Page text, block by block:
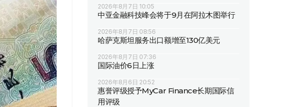
2026年8月7日 10:05
中亚金融科技峰会将于9月在阿拉木图举行
2026年8月7日 08:56
哈萨克斯坦服务出口额增至130亿美元
2026年8月7日 07:36
国际油价6日上涨
2026年8月6日 20:52
惠誉评级授予MyCar Finance长期国际信
用评级